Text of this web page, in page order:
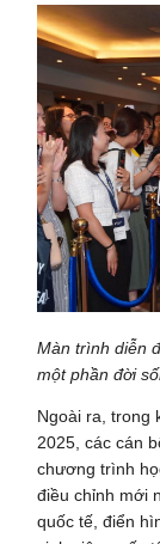
Màn trình diễn
một phần đời
Ngoài ra, trong
2025, các cán
chương trình
điều chỉnh mới
quốc tế, điển